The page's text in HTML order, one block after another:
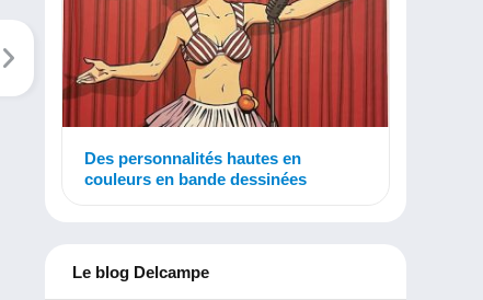
Des personnalités hautes en
couleurs en bande dessinées
Le blog Delcampe